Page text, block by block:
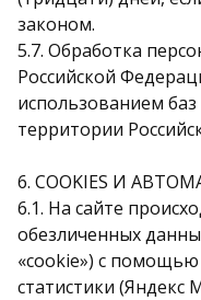
законом.
5.7. Обработка
Российской
использованием
территории
6. COOKIES И
6.1. На сайте
обезличенных
«cookie») с
статистики (Яндекс